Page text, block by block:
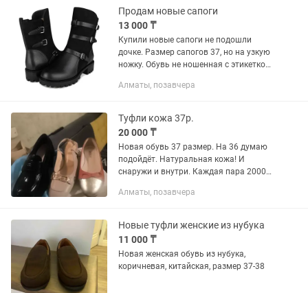
Продам новые сапоги
13 000 ₸
Купили новые сапоги не подошли
дочке. Размер сапогов 37, но на узкую
ножку. Обувь не ношенная с этикеткой.
Алматы, позавчера
Туфли кожа 37р.
20 000 ₸
Новая обувь 37 размер. На 36 думаю
подойдёт. Натуральная кожа! И
снаружи и внутри. Каждая пара 20000,
отекают мне малы.
Алматы, позавчера
Новые туфли женские из нубука
11 000 ₸
Новая женская обувь из нубука,
коричневая, китайская, размер 37-38